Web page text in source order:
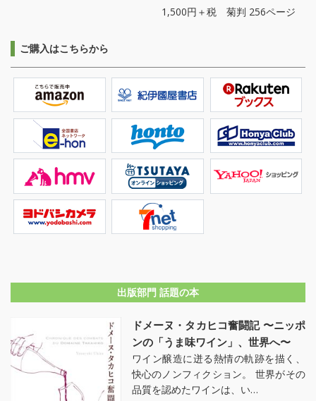
1,500円＋税 菊判 256ページ
ご購入はこちらから
出版部門 話題の本
ドメーヌ・タカヒコ奮闘記 〜ニッポ
ンの「うま味ワイン」、世界へ〜
ワイン醸造に迸る熱情の軌跡を描く、
快心のノンフィクション。 世界がその
品質を認めたワインは、い…